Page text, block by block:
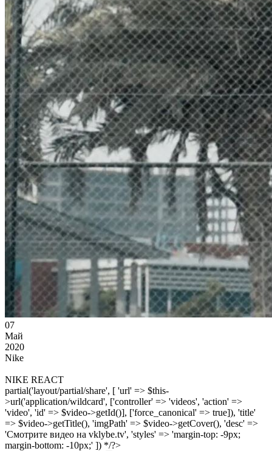
07
Май
2020
Nike
NIKE REACT
partial('layout/partial/share', [ 'url' => $this-
>url('application/wildcard', ['controller' => 'videos', 'action' =>
'video', 'id' => $video->getId()], ['force_canonical' => true]), 'title'
=> $video->getTitle(), 'imgPath' => $video->getCover(), 'desc' =>
'Смотрите видео на vklybe.tv', 'styles' => 'margin-top: -9px;
margin-bottom: -10px;' ]) */?>